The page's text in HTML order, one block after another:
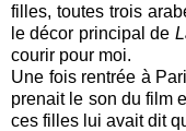
filles, toutes trois
le décor principal de
courir pour moi.
Une fois rentrée à
prenait le son du film
ces filles lui avait dit